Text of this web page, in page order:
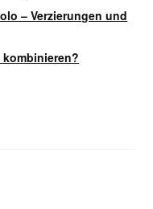
– Verzierungen und
kombinieren?